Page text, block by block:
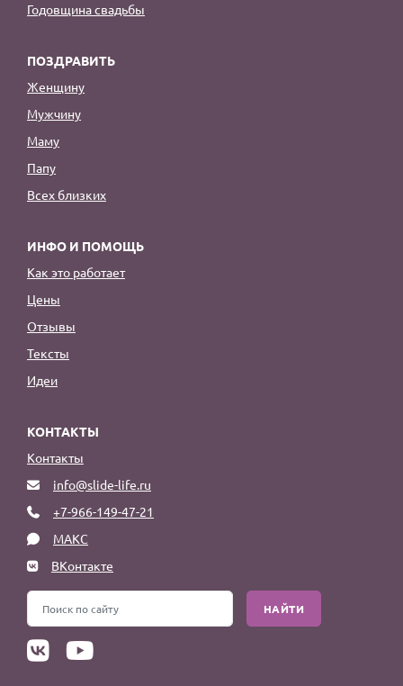
Годовщина свадьбы
ПОЗДРАВИТЬ
Женщину
Мужчину
Маму
Папу
Всех близких
ИНФО И ПОМОЩЬ
Как это работает
Цены
Отзывы
Тексты
Идеи
КОНТАКТЫ
Контакты
info@slide-life.ru
+7-966-149-47-21
МАКС
ВКонтакте
НАЙТИ